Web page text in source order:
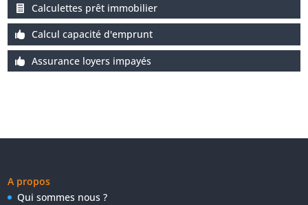
Calculettes prêt immobilier
Calcul capacité d'emprunt
Assurance loyers impayés
A propos
Qui sommes nous ?